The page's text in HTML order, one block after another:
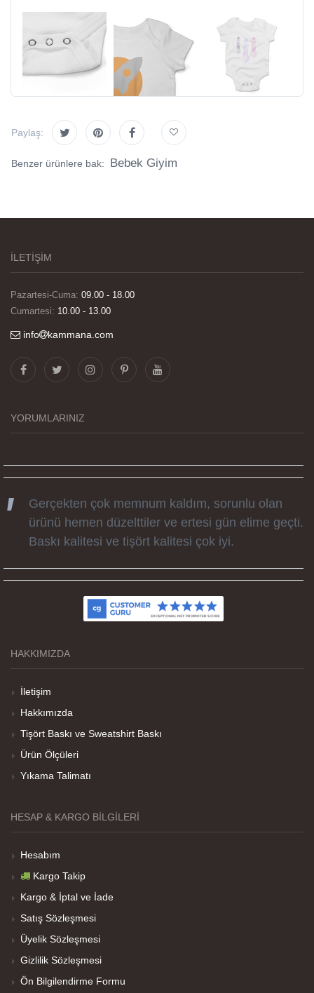
Paylaş:
Benzer ürünlere bak: Bebek Giyim
İLETİŞİM
Pazartesi-Cuma: 09.00 - 18.00
Cumartesi: 10.00 - 13.00
info kammana.com
YORUMLARINIZ
Görselleri ve baskı kalitesi harika. Övünç Bey'in
tüm süreçteki desteği ile siparislerim kısa
günü hediyesi oldu. Kammana ailesine tüm
emekleri icin sonsuz teşekkürler.
Gerçekten çok memnum kaldım, sorunlu olan
ürünü hemen düzelttiler ve ertesi gün elime geçti.
Baskı kalitesi ve tişört kalitesi çok iyi.
Kumaş kalitesi ve basım harika.
Teşekkürler
Her sey iyi ama baskı göründüğü gibi değil daha
soluk
HAKKIMIZDA
İletişim
Hakkımızda
Tişört Baskı ve Sweatshirt Baskı
Ürün Ölçüleri
Yıkama Talimatı
HESAP & KARGO BILGILERI
Hesabım
Kargo Takip
Kargo & İptal ve İade
Satış Sözleşmesi
Üyelik Sözleşmesi
Gizlilik Sözleşmesi
Ön Bilgilendirme Formu